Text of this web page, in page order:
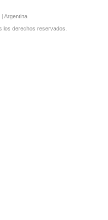
| Argentina
los derechos reservados.